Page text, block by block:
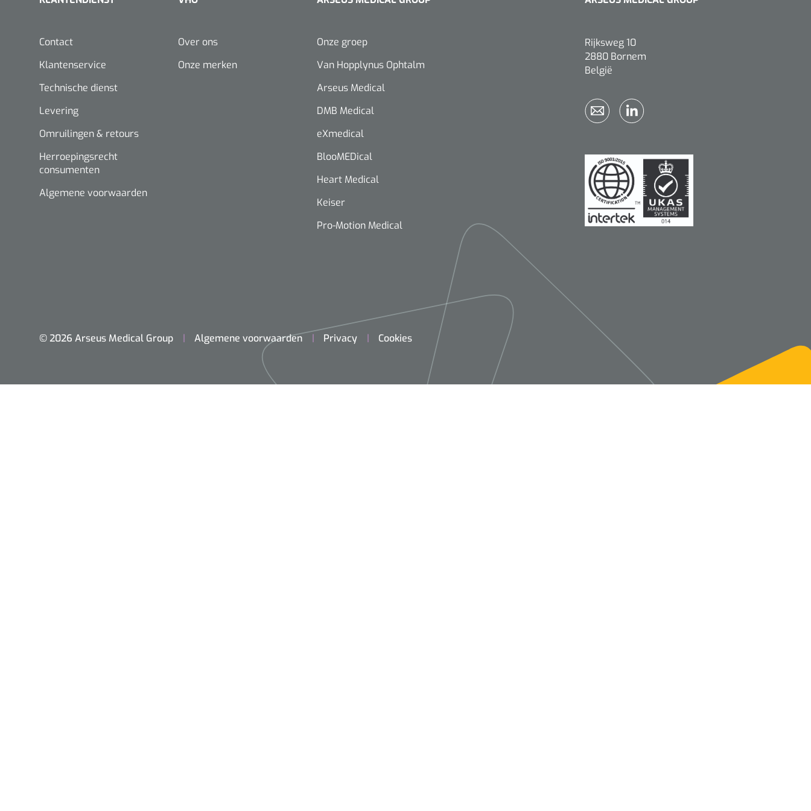
Contact
Klantenservice
Technische dienst
Levering
Omruilingen & retours
Herroepingsrecht
consumenten
Algemene voorwaarden
Over ons
Onze merken
Onze groep
Van Hopplynus Ophtalm
Arseus Medical
DMB Medical
eXmedical
BlooMEDical
Heart Medical
Keiser
Pro-Motion Medical
Rijksweg 10
2880 Bornem
België
© 2026 Arseus Medical Group Algemene voorwaarden Privacy Cookies